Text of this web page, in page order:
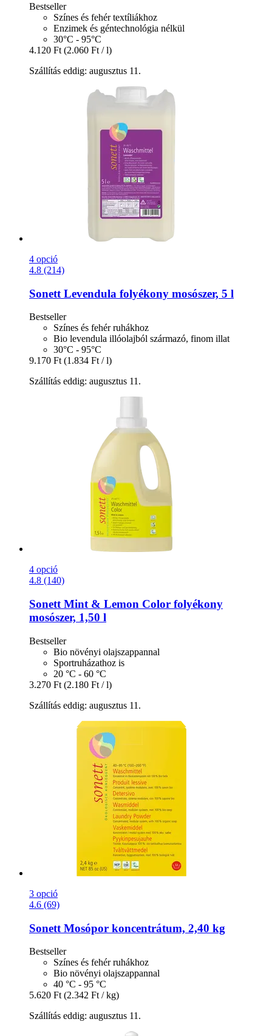
Bestseller
Színes és fehér textíliákhoz
Enzimek és géntechnológia nélkül
30°C - 95°C
4.120 Ft (2.060 Ft / l)
Szállítás eddig: augusztus 11.
4 opció
4.8 (214)
Sonett Levendula folyékony mosószer, 5 l
Bestseller
Színes és fehér ruhákhoz
Bio levendula illóolajból származó, finom illat
30°C - 95°C
9.170 Ft (1.834 Ft / l)
Szállítás eddig: augusztus 11.
4 opció
4.8 (140)
Sonett Mint & Lemon Color folyékony
mosószer, 1,50 l
Bestseller
Bio növényi olajszappannal
Sportruházathoz is
20 °C - 60 °C
3.270 Ft (2.180 Ft / l)
Szállítás eddig: augusztus 11.
3 opció
4.6 (69)
Sonett Mosópor koncentrátum, 2,40 kg
Bestseller
Színes és fehér ruhákhoz
Bio növényi olajszappannal
40 °C - 95 °C
5.620 Ft (2.342 Ft / kg)
Szállítás eddig: augusztus 11.